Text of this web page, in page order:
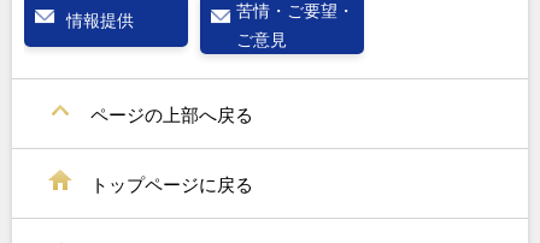
情報提供
苦情・ご要望・
ご意見
ページの上部へ戻る
トップページに戻る